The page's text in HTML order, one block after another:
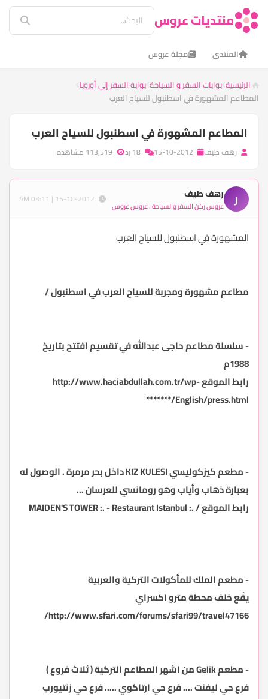
منتديات عروس
المنتدى مجلة عروس
الرئيسية بوابات السفر و السياحة بوابة السفر إلى أوروبا
المطاعم المشهورة في اسطنبول للسياح العرب
المطاعم المشهورة في اسطنبول للسياح العرب
رهف طيف
ر رهف طيف
عروس ركن السفر والسياحة ، عروس عروس
المشهورة في اسطنبول للسياح العرب
مطاعم مشهورة ومجربة للسياح العرب في اسطنبول /
-سلسلة مطاعم حاجى عبدالله في تقسيم افتتح بتاريخ
1988م
رابط الموقعhttp://www.haciabdullah.com.tr/wp-
*******/English/press.html
- مطعم كيزكوليسي داخل بحر مرمرة. الوصول له
بعبارة ذهاب وأياب وهو رومانسي للعرسان ...
رابط الموقع /.: MAIDEN'S TOWER :. - Restaurant Istanbul
-مطعم الملك للمأكولات التركية والعربية
يقٌع خلفمحطة مترو اكسراي
http://www.sfari.com/forums/sfari99/travel47166/
-مطعم
من اشهر المطاعم التركية ( ثلاث فروع )
فرع حي ليفنت .... فرع حي ارتاكوي ..... فرع حي زنتيورب